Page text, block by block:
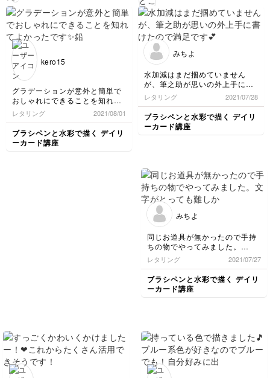
kero15
グラデーションが意外と簡単で
おしゃれにできることを知れて
よかったです✨鉛筆で下書きし
てもレタリングがやっぱり思う
ようには書けません💦
レタリング 2021/08/01
ブラシペンと水彩で描く デイリ
ーカード講座
みちよ
水加減はまだ掴めていません
が、筆之助が思いの外上手に書
けたので満足です💕
レタリング 2021/07/28
ブラシペンと水彩で描く デイリ
ーカード講座
みちよ
同じお道具が無かったので手持
ちの物でやってみました。
文字がとっても難しかったで
す。
レタリング 2021/07/27
ブラシペンと水彩で描く デイリ
ーカード講座